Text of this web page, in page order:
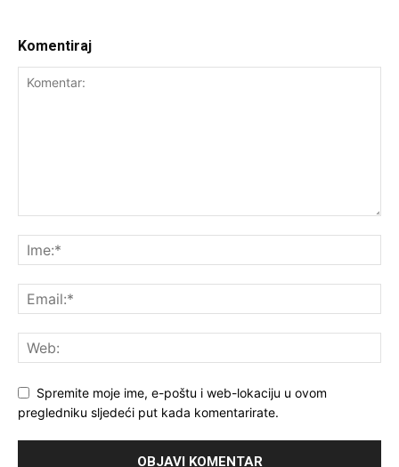
Komentiraj
Spremite moje ime, e-poštu i web-lokaciju u ovom
pregledniku sljedeći put kada komentarirate.